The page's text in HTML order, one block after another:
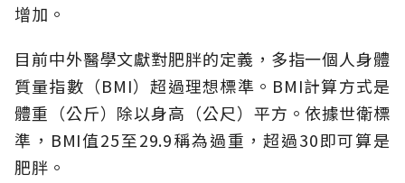
增加。
目前中外醫學文獻對肥胖的定義，多指一個人身體
質量指數（BMI）超過理想標準。BMI計算方式是
體重（公斤）除以身高（公尺）平方。依據世衛標
準，BMI值25至29.9稱為過重，超過30即可算是
肥胖。